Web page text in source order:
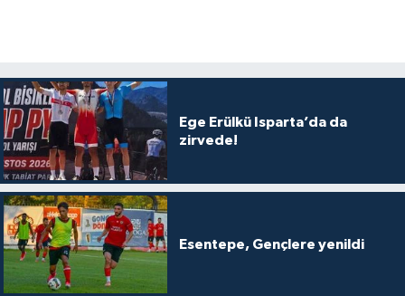
Ege Erülkü Isparta’da da
zirvede!
Esentepe, Gençlere yenildi